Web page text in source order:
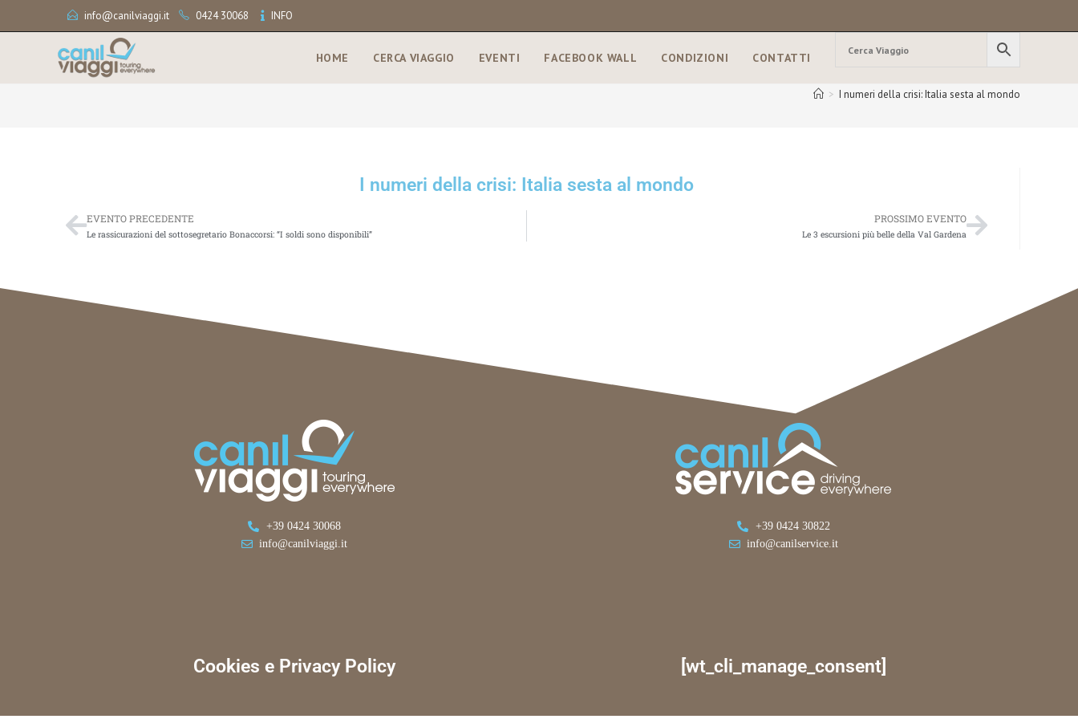
info@canilviaggi.it 0424 30068 INFO
HOME CERCA VIAGGIO EVENTI FACEBOOK WALL CONDIZIONI CONTATTI
> I numeri della crisi: Italia sesta al mondo
I numeri della crisi: Italia sesta al mondo
EVENTO PRECEDENTE
Le rassicurazioni del sottosegretario Bonaccorsi: “I soldi sono disponibili”
PROSSIMO EVENTO
Le 3 escursioni più belle della Val Gardena
+39 0424 30068
info@canilviaggi.it
+39 0424 30822
info@canilservice.it
Cookies e Privacy Policy [wt_cli_manage_consent]